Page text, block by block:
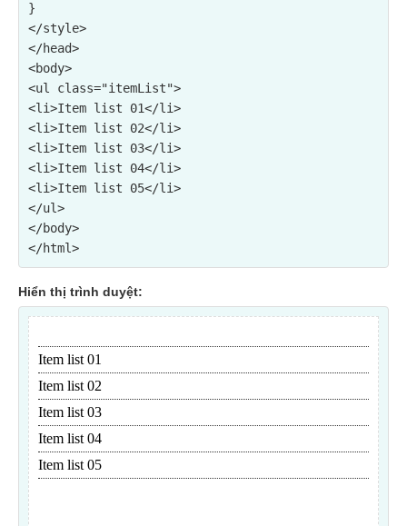
}
</style>
</head>
<ul class="itemList">
<li>Item list 01</li>
<li>Item list 02</li>
<li>Item list 03</li>
<li>Item list 04</li>
<li>Item list 05</li>
</ul>
</body>
Hiển thị trình duyệt: